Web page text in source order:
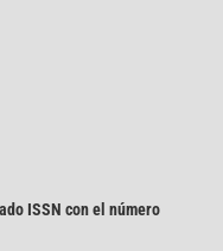
ISSN con el número